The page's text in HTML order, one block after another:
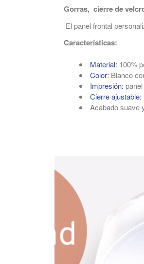
Gorras, cierre de
El panel frontal
Características:
Material: 100%
Color: Blanco
Impresión:
Cierre ajustable:
Acabado suave